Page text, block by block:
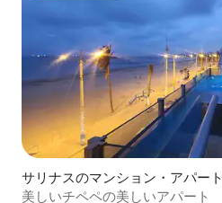
サリナスのマンション・アパート
美しいチペペの美しいアパート